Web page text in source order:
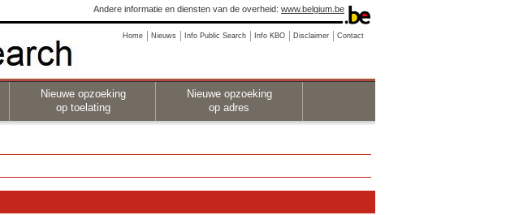
Andere informatie en diensten van de overheid: www.belgium.be
Home Nieuws Info Public Search Info KBO Disclaimer Contact
Nieuwe opzoeking
op toelating
Nieuwe opzoeking
op adres